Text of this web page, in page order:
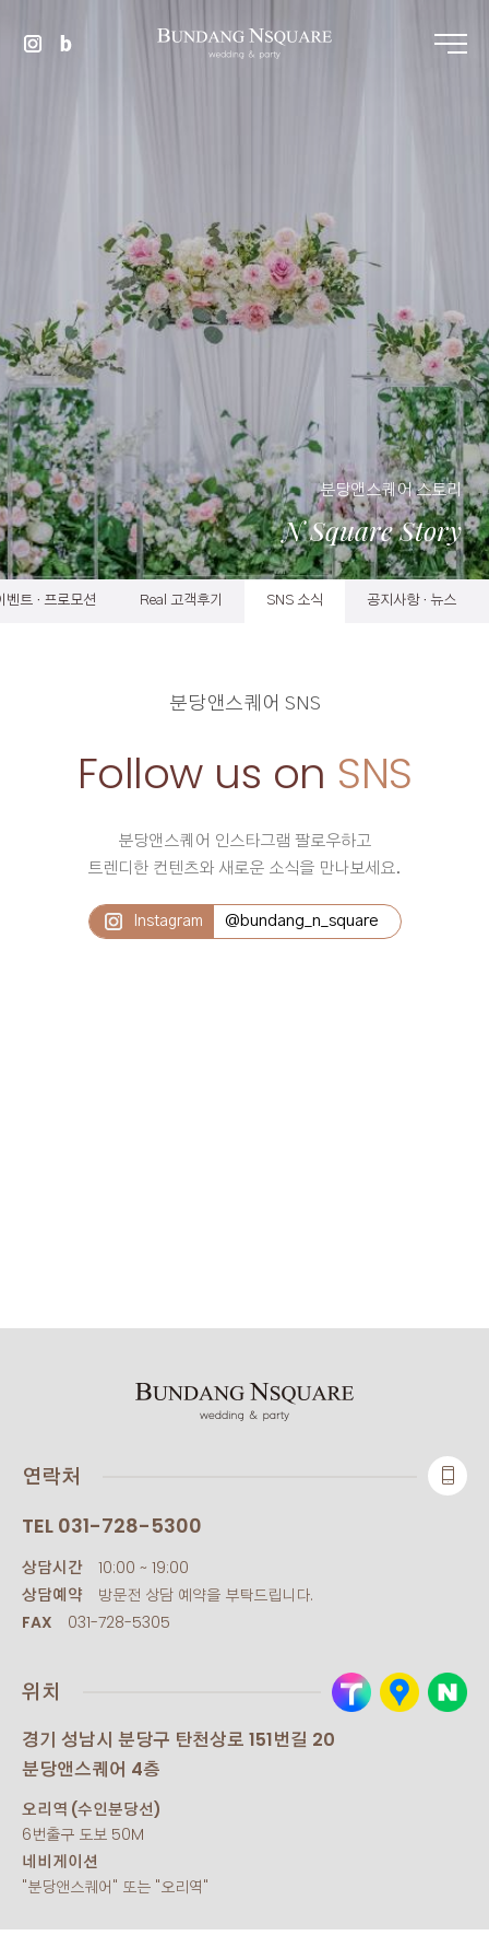
분당앤스퀘어 스토리
N Square Story
벤트 · 프로모션 Real 고객후기 SNS 소식 공지사항 · 뉴스
분당앤스퀘어 SNS
Follow us on SNS
분당앤스퀘어 인스타그램 팔로우하고
트렌디한 컨텐츠와 새로운 소식을 만나보세요.
Instagram @bundang_n_square
연락처
TEL 031-728-5300
상담시간
10:00 ~ 19:00
상담예약
방문전 상담 예약을 부탁드립니다.
FAX
031-728-5305
위치
경기 성남시 분당구 탄천상로 151번길 20
분당앤스퀘어 4층
오리역 (수인분당선)
6번출구 도보 50M
네비게이션
"분당앤스퀘어" 또는 "오리역"